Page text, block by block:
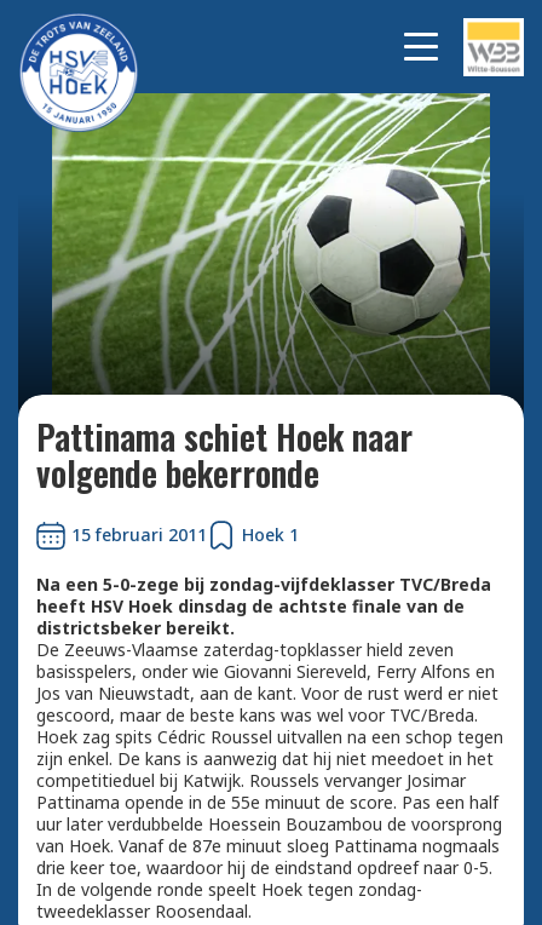
Bekijk alle foto's
Pattinama schiet Hoek naar
volgende bekerronde
15 februari 2011 Hoek 1
Na een 5-0-zege bij zondag-vijfdeklasser TVC/Breda
heeft HSV Hoek dinsdag de achtste finale van de
districtsbeker bereikt.
De Zeeuws-Vlaamse zaterdag-topklasser hield zeven
basisspelers, onder wie Giovanni Siereveld, Ferry Alfons en
Jos van Nieuwstadt, aan de kant. Voor de rust werd er niet
gescoord, maar de beste kans was wel voor TVC/Breda.
Hoek zag spits Cédric Roussel uitvallen na een schop tegen
zijn enkel. De kans is aanwezig dat hij niet meedoet in het
competitieduel bij Katwijk. Roussels vervanger Josimar
Pattinama opende in de 55e minuut de score. Pas een half
uur later verdubbelde Hoessein Bouzambou de voorsprong
van Hoek. Vanaf de 87e minuut sloeg Pattinama nogmaals
drie keer toe, waardoor hij de eindstand opdreef naar 0-5.
In de volgende ronde speelt Hoek tegen zondag-
tweedeklasser Roosendaal.